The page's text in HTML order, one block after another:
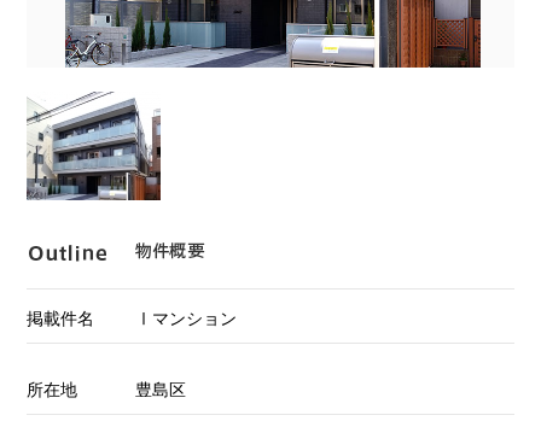
掲載件名 Ⅰマンション
所在地 豊島区